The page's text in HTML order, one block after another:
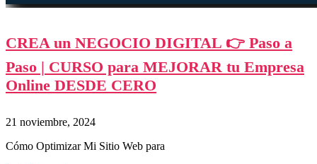
CREA un NEGOCIO DIGITAL 👉 Paso a
Paso | CURSO para MEJORAR tu Empresa
Online DESDE CERO
21 noviembre, 2024
Cómo Optimizar Mi Sitio Web para